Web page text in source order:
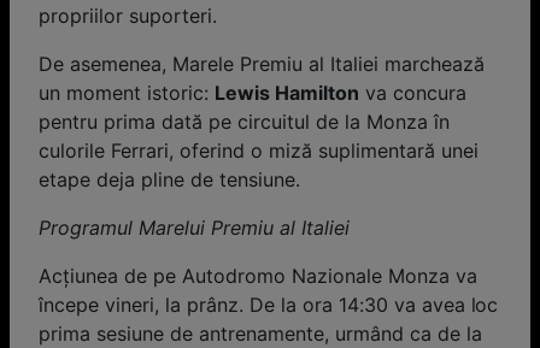
propriilor suporteri.
De asemenea, Marele Premiu al Italiei marchează
un moment istoric: Lewis Hamilton va concura
pentru prima dată pe circuitul de la Monza în
culorile Ferrari, oferind o miză suplimentară unei
etape deja pline de tensiune.
Programul Marelui Premiu al Italiei
Acţiunea de pe Autodromo Nazionale Monza va
începe vineri, la prânz. De la ora 14:30 va avea loc
prima sesiune de antrenamente, urmând ca de la